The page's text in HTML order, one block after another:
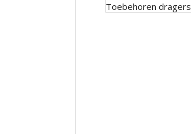
Toebehoren dragers